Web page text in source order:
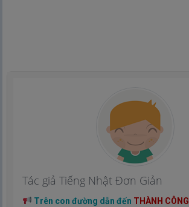
Tác giả Tiếng Nhật Đơn Giản
Trên con đường dẫn đến THÀNH CÔNG